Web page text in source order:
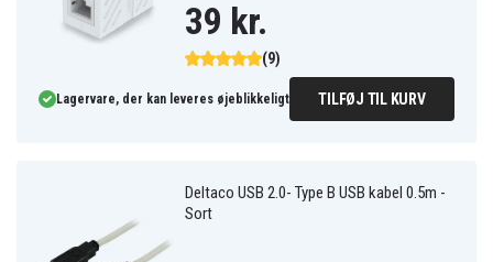
(9)
39 kr.
Lagervare, der kan leveres øjeblikkeligt TILFØJ TIL KURV
Deltaco USB 2.0- Type B USB kabel 0.5m -
Sort